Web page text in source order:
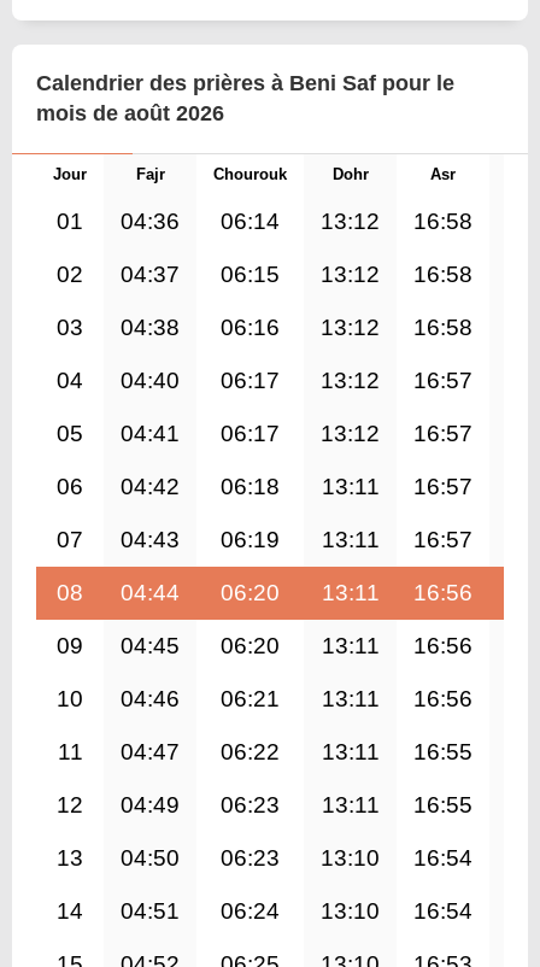
Calendrier des prières à Beni Saf pour le
mois de août 2026
Jour Fajr Chourouk Dohr Asr
01 04:36 06:14 13:12 16:58
02 04:37 06:15 13:12 16:58
03 04:38 06:16 13:12 16:58
04 04:40 06:17 13:12 16:57
05 04:41 06:17 13:12 16:57
06 04:42 06:18 13:11 16:57
07 04:43 06:19 13:11 16:57
08 04:44 06:20 13:11 16:56
09 04:45 06:20 13:11 16:56
10 04:46 06:21 13:11 16:56
11 04:47 06:22 13:11 16:55
12 04:49 06:23 13:11 16:55
13 04:50 06:23 13:10 16:54
14 04:51 06:24 13:10 16:54